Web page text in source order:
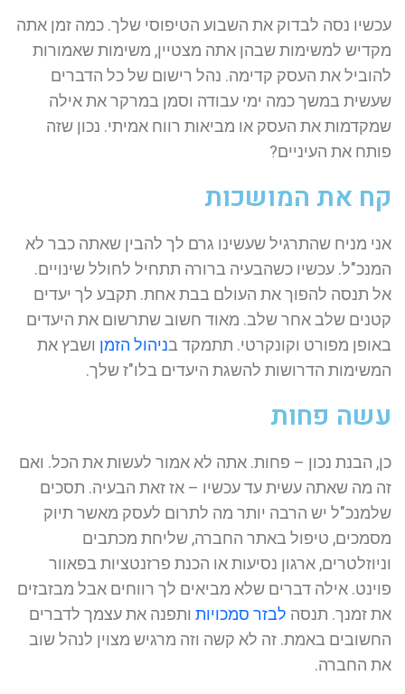
עכשיו נסה לבדוק את השבוע הטיפוסי שלך. כמה זמן אתה
מקדיש למשימות שבהן אתה מצטיין, משימות שאמורות
להוביל את העסק קדימה. נהל רישום של כל הדברים
שעשית במשך כמה ימי עבודה וסמן במרקר את אילה
שמקדמות את העסק או מביאות רווח אמיתי. נכון שזה
פותח את העיניים?
קח את המושכות
אני מניח שהתרגיל שעשינו גרם לך להבין שאתה כבר לא
המנכ"ל. עכשיו כשהבעיה ברורה תתחיל לחולל שינויים.
אל תנסה להפוך את העולם בבת אחת. תקבע לך יעדים
קטנים שלב אחר שלב. מאוד חשוב שתרשום את היעדים
באופן מפורט וקונקרטי. תתמקד בניהול הזמן ושבץ את
המשימות הדרושות להשגת היעדים בלו"ז שלך.
עשה פחות
כן, הבנת נכון – פחות. אתה לא אמור לעשות את הכל. ואם
זה מה שאתה עשית עד עכשיו – אז זאת הבעיה. תסכים
שלמנכ"ל יש הרבה יותר מה לתרום לעסק מאשר תיוק
מסמכים, טיפול באתר החברה, שליחת מכתבים
וניוזלטרים, ארגון נסיעות או הכנת פרזנטציות בפאוור
פוינט. אילה דברים שלא מביאים לך רווחים אבל מבזבזים
את זמנך. תנסה לבזר סמכויות ותפנה את עצמך לדברים
החשובים באמת. זה לא קשה וזה מרגיש מצוין לנהל שוב
את החברה.